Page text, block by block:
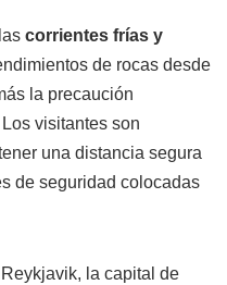
corrientes frías y
de rocas desde
la precaución
visitantes son
una distancia segura
de seguridad colocadas
la capital de